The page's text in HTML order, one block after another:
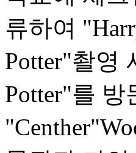
류하여
Potter"촬영
Potter"를 방